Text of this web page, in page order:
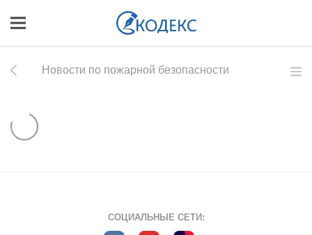
Новости по пожарной безопасности
СОЦИАЛЬНЫЕ СЕТИ: